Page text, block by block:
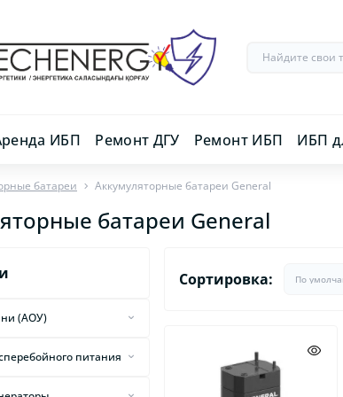
ИБП Ремонт ДГУ Ремонт ИБП ИБП
батареи Аккумуляторные батареи General
батареи General
(AОУ)
питания
Сортировка: